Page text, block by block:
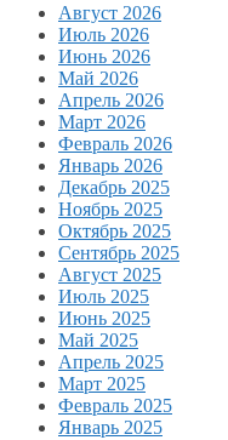
Август 2026
Июль 2026
Июнь 2026
Май 2026
Апрель 2026
Март 2026
Февраль 2026
Январь 2026
Декабрь 2025
Ноябрь 2025
Октябрь 2025
Сентябрь 2025
Август 2025
Июль 2025
Июнь 2025
Май 2025
Апрель 2025
Март 2025
Февраль 2025
Январь 2025